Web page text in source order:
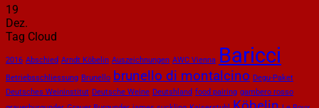
19
Dez.
Tag Cloud
2016 Abschied Arndt Köbelin Auszeichnungen AWC Vienna Baricci
Betriebsschliessung Brunello brunello di montalcino Degu-Paket
Deutsches Weininstitut Deutsche Weine Deutshland food pairing gambero rosso